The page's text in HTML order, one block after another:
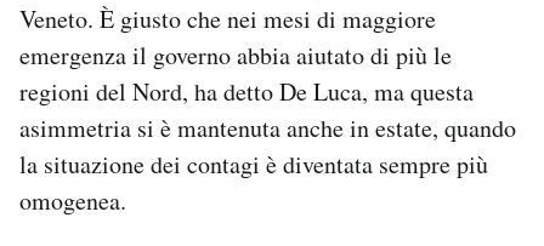
Veneto. È giusto che nei mesi di maggiore
emergenza il governo abbia aiutato di più le
regioni del Nord, ha detto De Luca, ma questa
asimmetria si è mantenuta anche in estate, quando
la situazione dei contagi è diventata sempre più
omogenea.